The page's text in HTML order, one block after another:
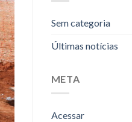
Sem categoria
Últimas notícias
META
Acessar